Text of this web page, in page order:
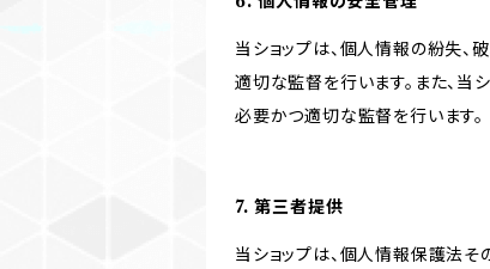
当ショップは、個人情報の紛失、
適切な監督を行います。また、
必要かつ適切な監督を行います。
7. 第三者提供
当ショップは、個人情報保護法